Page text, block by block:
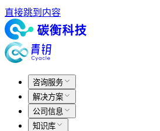
直接跳到内容
咨询服务
解决方案
公司信息
知识库